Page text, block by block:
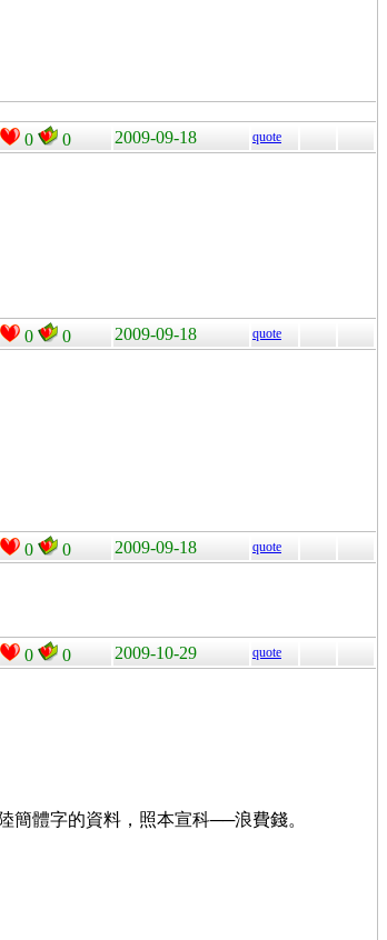
0 0 2009-09-18 quote
0 0 2009-09-18 quote
0 0 2009-09-18 quote
0 0 2009-10-29 quote
簡體字的資料，照本宣科──浪費錢。